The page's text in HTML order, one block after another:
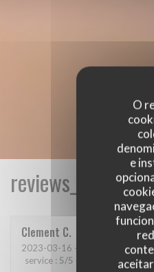
O
e
Clement C
2023-03-16 - 21:00 - guests 6
service : 5/5 :5/5